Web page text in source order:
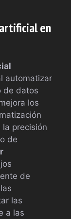
en
automatizar
de datos
los
precisión
de
de
las
a las